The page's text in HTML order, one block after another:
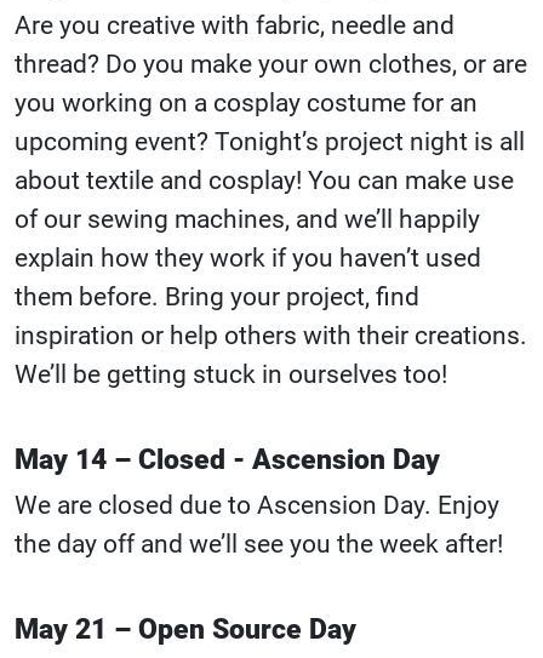
Are you creative with fabric, needle and
thread? Do you make your own clothes, or are
you working on a cosplay costume for an
upcoming event? Tonight’s project night is all
about textile and cosplay! You can make use
of our sewing machines, and we’ll happily
explain how they work if you haven’t used
them before. Bring your project, find
inspiration or help others with their creations.
We’ll be getting stuck in ourselves too!
May 14 – Closed - Ascension Day
We are closed due to Ascension Day. Enjoy
the day off and we’ll see you the week after!
May 21 – Open Source Day